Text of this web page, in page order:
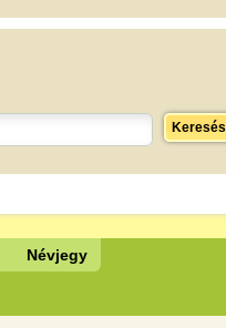
Keresés
Névjegy